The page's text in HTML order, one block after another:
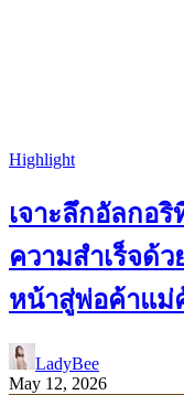
Highlight
เจาะลึกอัลกอ
ความสำเร็จด้
หน้าสู่พ่อค้าแม่
LadyBee
May 12, 2026